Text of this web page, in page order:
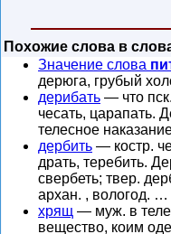
Похожие слова в
Значение слова
дерюга, грубый
дерибать — что
чесать, царапать.
телесное
дербить — костр.
драть, теребить.
свербеть; твер.
архан. , вологод. …
хрящ — муж. в теле
вещество, коим